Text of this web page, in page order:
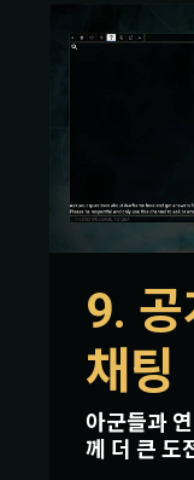
9.
채팅
아군들과
께 더 큰 도